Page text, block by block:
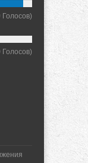
Голосов)
Голосов)